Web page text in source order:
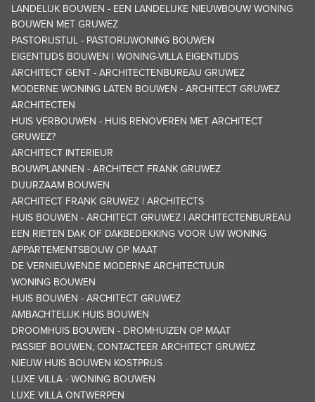
LANDELIJK BOUWEN - EEN LANDELIJKE NIEUWBOUW WONING
BOUWEN MET GRUWEZ
PASTORIJSTIJL - PASTORIJWONING BOUWEN
EIGENTIJDS BOUWEN | WONING-VILLA EIGENTIJDS
ARCHITECT GENT - ARCHITECTENBUREAU GRUWEZ
MODERNE WONING LATEN BOUWEN - ARCHITECT GRUWEZ
ARCHITECTEN
HUIS VERBOUWEN - HUIS RENOVEREN MET ARCHITECT
GRUWEZ?
ARCHITECT INTERIEUR
BOUWPLANNEN - ARCHITECT FRANK GRUWEZ
DUURZAAM BOUWEN
ARCHITECT FRANK GRUWEZ | ARCHITECTS
HUIS BOUWEN - ARCHITECT GRUWEZ | ARCHITECTENBUREAU
EEN RIETEN DAK OF DAKBEDEKKING VOOR UW WONING
APPARTEMENTSBOUW OP MAAT
DE VERNIEUWENDE MODERNE ARCHITECTUUR
WONING BOUWEN
HUIS BOUWEN - ARCHITECT GRUWEZ
AMBACHTELIJK HUIS BOUWEN
DROOMHUIS BOUWEN - DROMHUIZEN OP MAAT
PASSIEF BOUWEN, CONTACTEER ARCHITECT GRUWEZ
NIEUW HUIS BOUWEN KOSTPRIJS
LUXE VILLA - WONING BOUWEN
LUXE VILLA ONTWERPEN